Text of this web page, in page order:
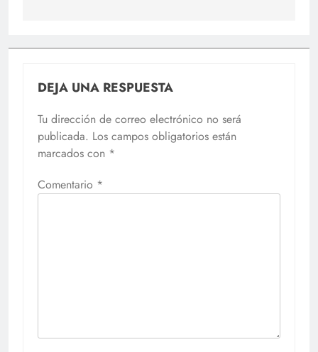
DEJA UNA RESPUESTA
Tu dirección de correo electrónico no será
publicada. Los campos obligatorios están
marcados con *
Comentario *